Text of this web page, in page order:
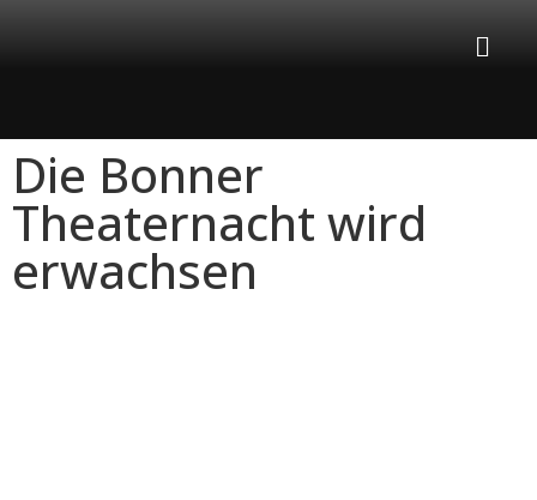
Die Bonner
Theaternacht wird
erwachsen